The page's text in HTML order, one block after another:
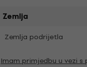
Zemlja
Zemlja podrijetla
Imam primjedbu u vezi s